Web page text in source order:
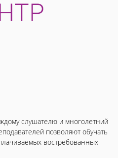
слушателю и многолетний
позволяют обучать
востребованных